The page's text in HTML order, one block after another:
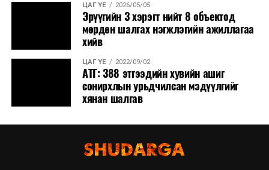
ЦАГ ҮЕ 2026/05/05
Эрүүгийн 3 хэрэгт нийт 8 объектод
мөрдөн шалгах нэгжлэгийн ажиллагаа
хийв
ЦАГ ҮЕ 2022/09/02
АТГ: 388 этгээдийн хувийн ашиг
сонирхлын урьдчилсан мэдүүлгийг
хянан шалгав